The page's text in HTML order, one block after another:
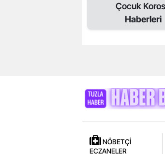
Çocuk
Haberleri
NÖBETÇİ
ECZANELER